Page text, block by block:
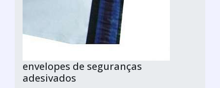
envelopes de seguranças
adesivados